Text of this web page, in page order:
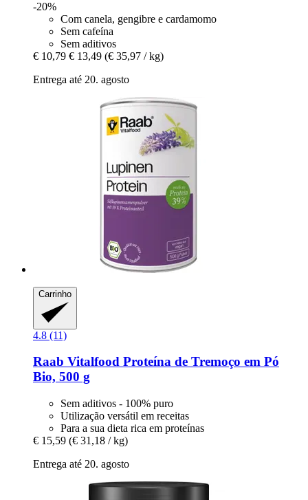
-20%
Com canela, gengibre e cardamomo
Sem cafeína
Sem aditivos
€ 10,79 € 13,49 (€ 35,97 / kg)
Entrega até 20. agosto
Carrinho
4.8 (11)
Raab Vitalfood Proteína de Tremoço em Pó
Bio, 500 g
Sem aditivos - 100% puro
Utilização versátil em receitas
Para a sua dieta rica em proteínas
€ 15,59 (€ 31,18 / kg)
Entrega até 20. agosto